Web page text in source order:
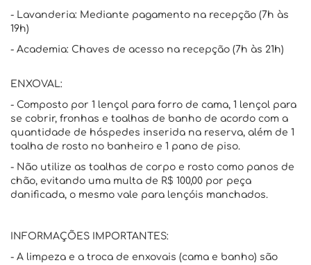
- Lavanderia: Mediante pagamento na recepção (7h às
19h)
- Academia: Chaves de acesso na recepção (7h às 21h)
ENXOVAL:
- Composto por 1 lençol para forro de cama, 1 lençol para
se cobrir, fronhas e toalhas de banho de acordo com a
quantidade de hóspedes inserida na reserva, além de 1
toalha de rosto no banheiro e 1 pano de piso.
- Não utilize as toalhas de corpo e rosto como panos de
chão, evitando uma multa de R$ 100,00 por peça
danificada, o mesmo vale para lençóis manchados.
INFORMAÇÕES IMPORTANTES:
- A limpeza e a troca de enxovais (cama e banho) são